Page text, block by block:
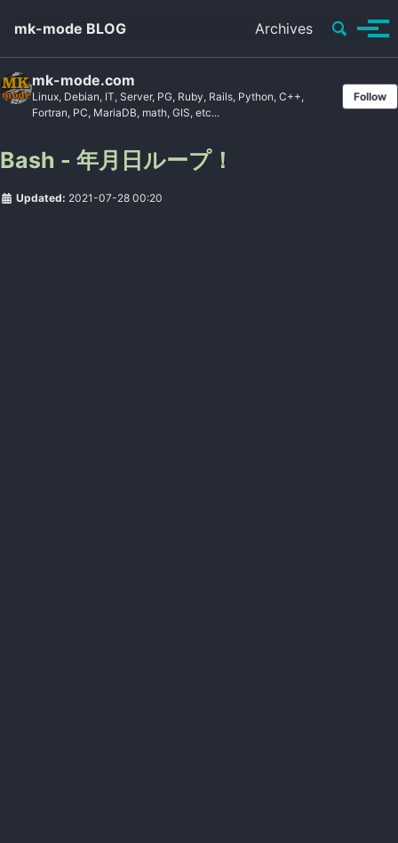
mk-mode BLOG Archives Toggle
mk-mode.com
Linux, Debian, IT, Server, PG, Ruby, Rails, Python, C++,
Fortran, PC, MariaDB, math, GIS, etc...
Follow
Bash - 年月日ループ！
Updated: 2021-07-28 00:20